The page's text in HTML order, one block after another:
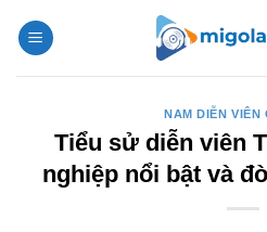
qua
NAM DIỄN VIÊN
Tiểu sử diễn viên
nghiệp nổi bật và